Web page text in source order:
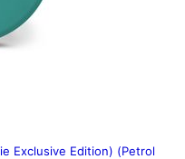
Exclusive Edition) (Petrol